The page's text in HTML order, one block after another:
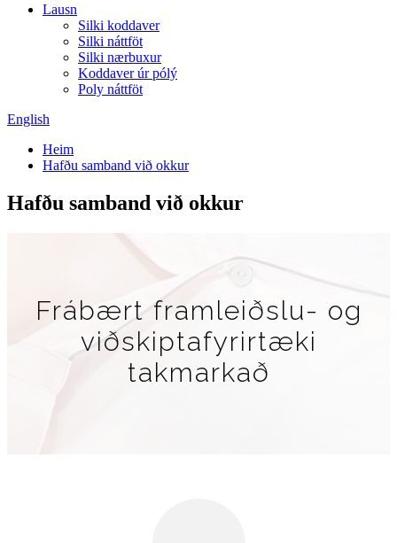
Lausn
Silki koddaver
Silki náttföt
Silki nærbuxur
Koddaver úr pólý
Poly náttföt
English
Heim
Hafðu samband við okkur
Hafðu samband við okkur
Frábært framleiðslu- og
viðskiptafyrirtæki
takmarkað